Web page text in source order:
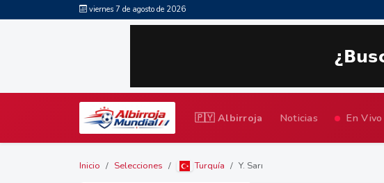
viernes 7 de agosto de 2026
🇵🇾 Albirroja Noticias En Vivo
Inicio Selecciones Turquía Y. Sarı